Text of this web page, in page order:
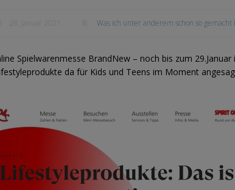
Was ich unter anderem schon so gemacht
Spielwarenmesse BrandNew – noch bis zum
da für Kids und Teens im Moment